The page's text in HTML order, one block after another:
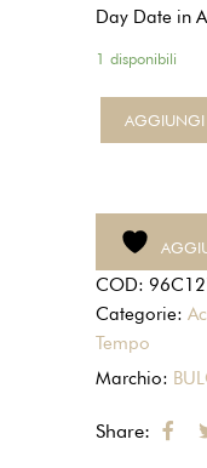
Day Date in
1 disponibili
Bulova
Orologio
Tempo
Acciaio
96C127
quantità
AGGIUNGI
COD:
Categorie:
Tempo
Marchio:
Share: